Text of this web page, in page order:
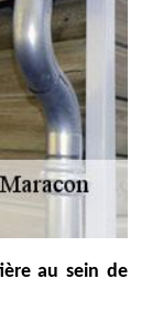
au sein de